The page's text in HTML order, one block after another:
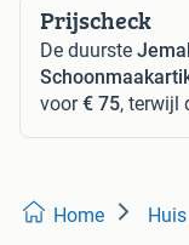
Prijscheck
De duurste
voor€ 75, terwijl
Home